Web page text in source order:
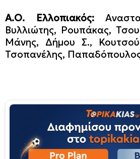
Α.Ο. Ελλοπιακός:
Βυλλιώτης, Ρουπάκας,
Μάνης, Δήμου Σ.,
Τσοπανέλης,